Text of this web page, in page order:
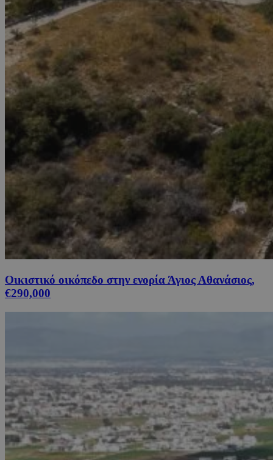
Οικιστικό οικόπεδο στην ενορία Άγιος Αθανάσιος,
€290,000